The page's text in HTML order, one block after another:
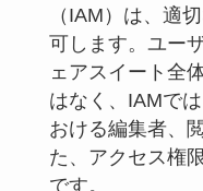
（IAM）は、適
可します。ユー
ェアスイート全
はなく、IAMで
おける編集者、
た、アクセス権
です。